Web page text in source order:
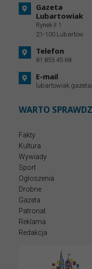
Gazeta
Lubartowiak
Rynek II 1
21-100 Lubartów
Telefon
81 855 45 68
E-mail
WARTO
Fakty
Kultura
Wywiady
Sport
Ogłoszenia
Drobne
Gazeta
Patronat
Reklama
Redakcja